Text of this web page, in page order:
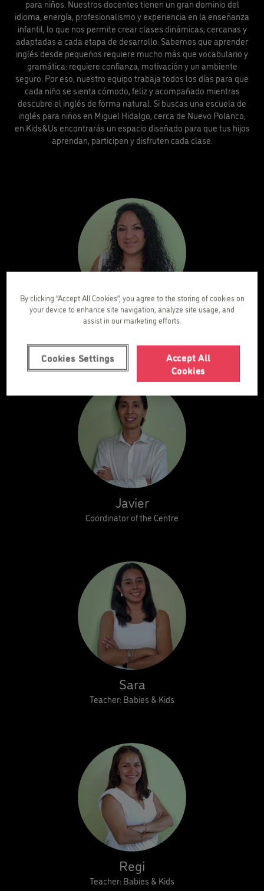
para niños. Nuestros docentes tienen un gran dominio del
idioma, energía, profesionalismo y experiencia en la enseñanza
infantil, lo que nos permite crear clases dinámicas, cercanas y
adaptadas a cada etapa de desarrollo. Sabemos que aprender
inglés desde pequeños requiere mucho más que vocabulario y
gramática: requiere confianza, motivación y un ambiente
seguro. Por eso, nuestro equipo trabaja todos los días para que
cada niño se sienta cómodo, feliz y acompañado mientras
descubre el inglés de forma natural. Si buscas una escuela de
inglés para niños en Miguel Hidalgo, cerca de Nuevo Polanco,
en Kids&Us encontrarás un espacio diseñado para que tus hijos
aprendan, participen y disfruten cada clase.
Yuribeth
Javier
Coordinator of the Centre
Sara
Teacher: Babies & Kids
Regi
Teacher: Babies & Kids
By clicking “Accept All Cookies”, you agree to the storing of cookies on
your device to enhance site navigation, analyze site usage, and
assist in our marketing efforts.
Accept All
Cookies
Cookies Settings